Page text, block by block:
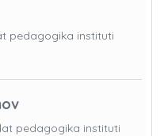
pedagogika instituti
pedagogika instituti